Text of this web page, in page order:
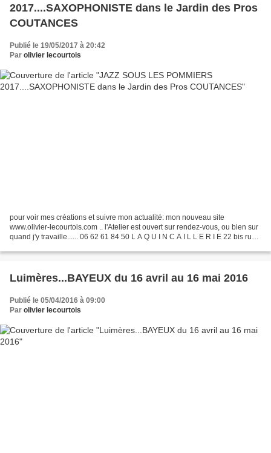
2017....SAXOPHONISTE dans le Jardin des Pros
COUTANCES
Publié le 19/05/2017 à 20:42
Par olivier lecourtois
pour voir mes créations et suivre mon actualité: mon nouveau site
www.olivier-lecourtois.com .. l'Atelier est ouvert sur rendez-vous, ou bien sur
quand j'y travaille...... 06 62 61 84 50 L A Q U I N C A I L L E R I E 22 bis rue
Luimères...BAYEUX du 16 avril au 16 mai 2016
Publié le 05/04/2016 à 09:00
Par olivier lecourtois